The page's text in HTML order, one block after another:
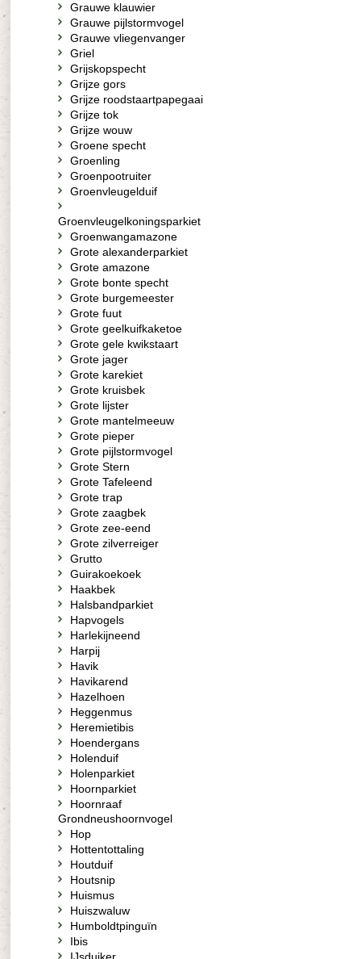
Grauwe klauwier
Grauwe pijlstormvogel
Grauwe vliegenvanger
Griel
Grijskopspecht
Grijze gors
Grijze roodstaartpapegaai
Grijze tok
Grijze wouw
Groene specht
Groenling
Groenpootruiter
Groenvleugelduif
Groenvleugelkoningsparkiet
Groenwangamazone
Grote alexanderparkiet
Grote amazone
Grote bonte specht
Grote burgemeester
Grote fuut
Grote geelkuifkaketoe
Grote gele kwikstaart
Grote jager
Grote karekiet
Grote kruisbek
Grote lijster
Grote mantelmeeuw
Grote pieper
Grote pijlstormvogel
Grote Stern
Grote Tafeleend
Grote trap
Grote zaagbek
Grote zee-eend
Grote zilverreiger
Grutto
Guirakoekoek
Haakbek
Halsbandparkiet
Hapvogels
Harlekijneend
Harpij
Havik
Havikarend
Hazelhoen
Heggenmus
Heremietibis
Hoendergans
Holenduif
Holenparkiet
Hoornparkiet
Hoornraaf
Grondneushoornvogel
Hop
Hottentottaling
Houtduif
Houtsnip
Huismus
Huiszwaluw
Humboldtpinguïn
Ibis